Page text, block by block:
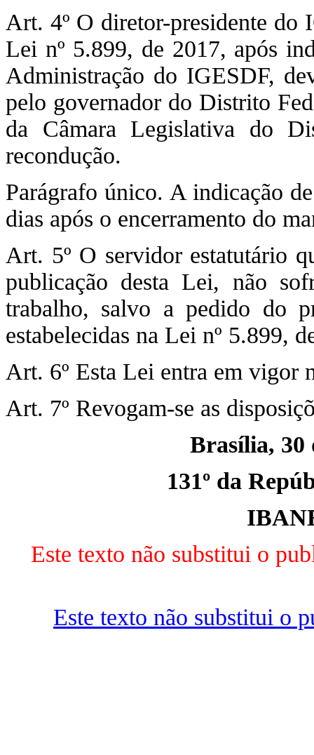
Art. 4º O diretor-presidente do
Lei nº 5.899, de 2017, após
Administração do IGESDF,
pelo governador do Distrito
da Câmara Legislativa do
recondução.
Parágrafo único. A indicação
dias após o encerramento do
Art. 5º O servidor estatutário
publicação desta Lei, não
trabalho, salvo a pedido do
estabelecidas na Lei nº 5.899,
Art. 6º Esta Lei entra em vigor
Art. 7º Revogam-se as
Brasília, 30
131º da
Este texto não substitui o
Este texto não substitui o